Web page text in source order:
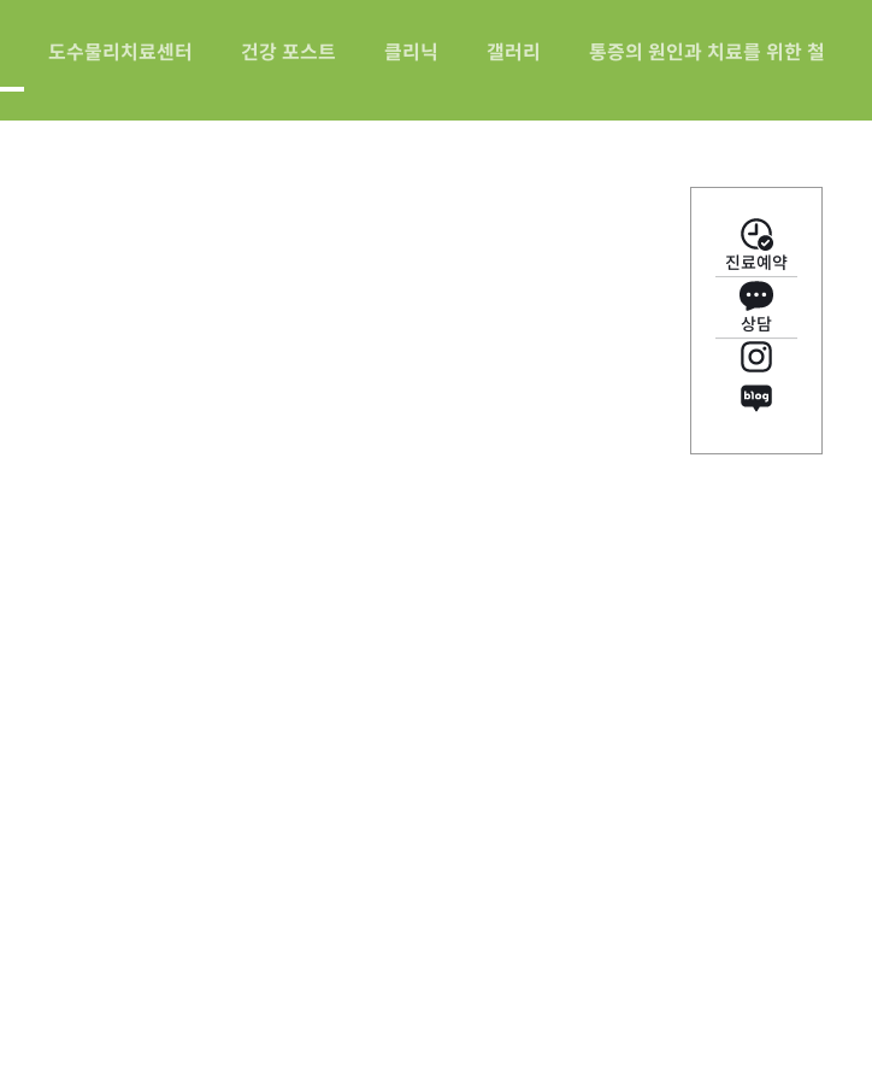
도수물리치료센터 건강 포스트 클리닉 갤러리 통증의 원인과 치료를 위한 철산바
진료예약
상담